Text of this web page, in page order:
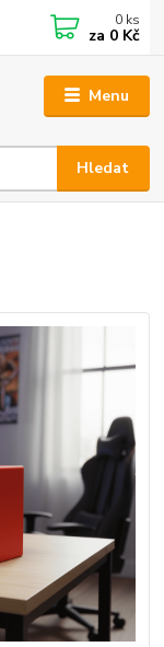
Menu
Hledat
0 ks
za 0 Kč